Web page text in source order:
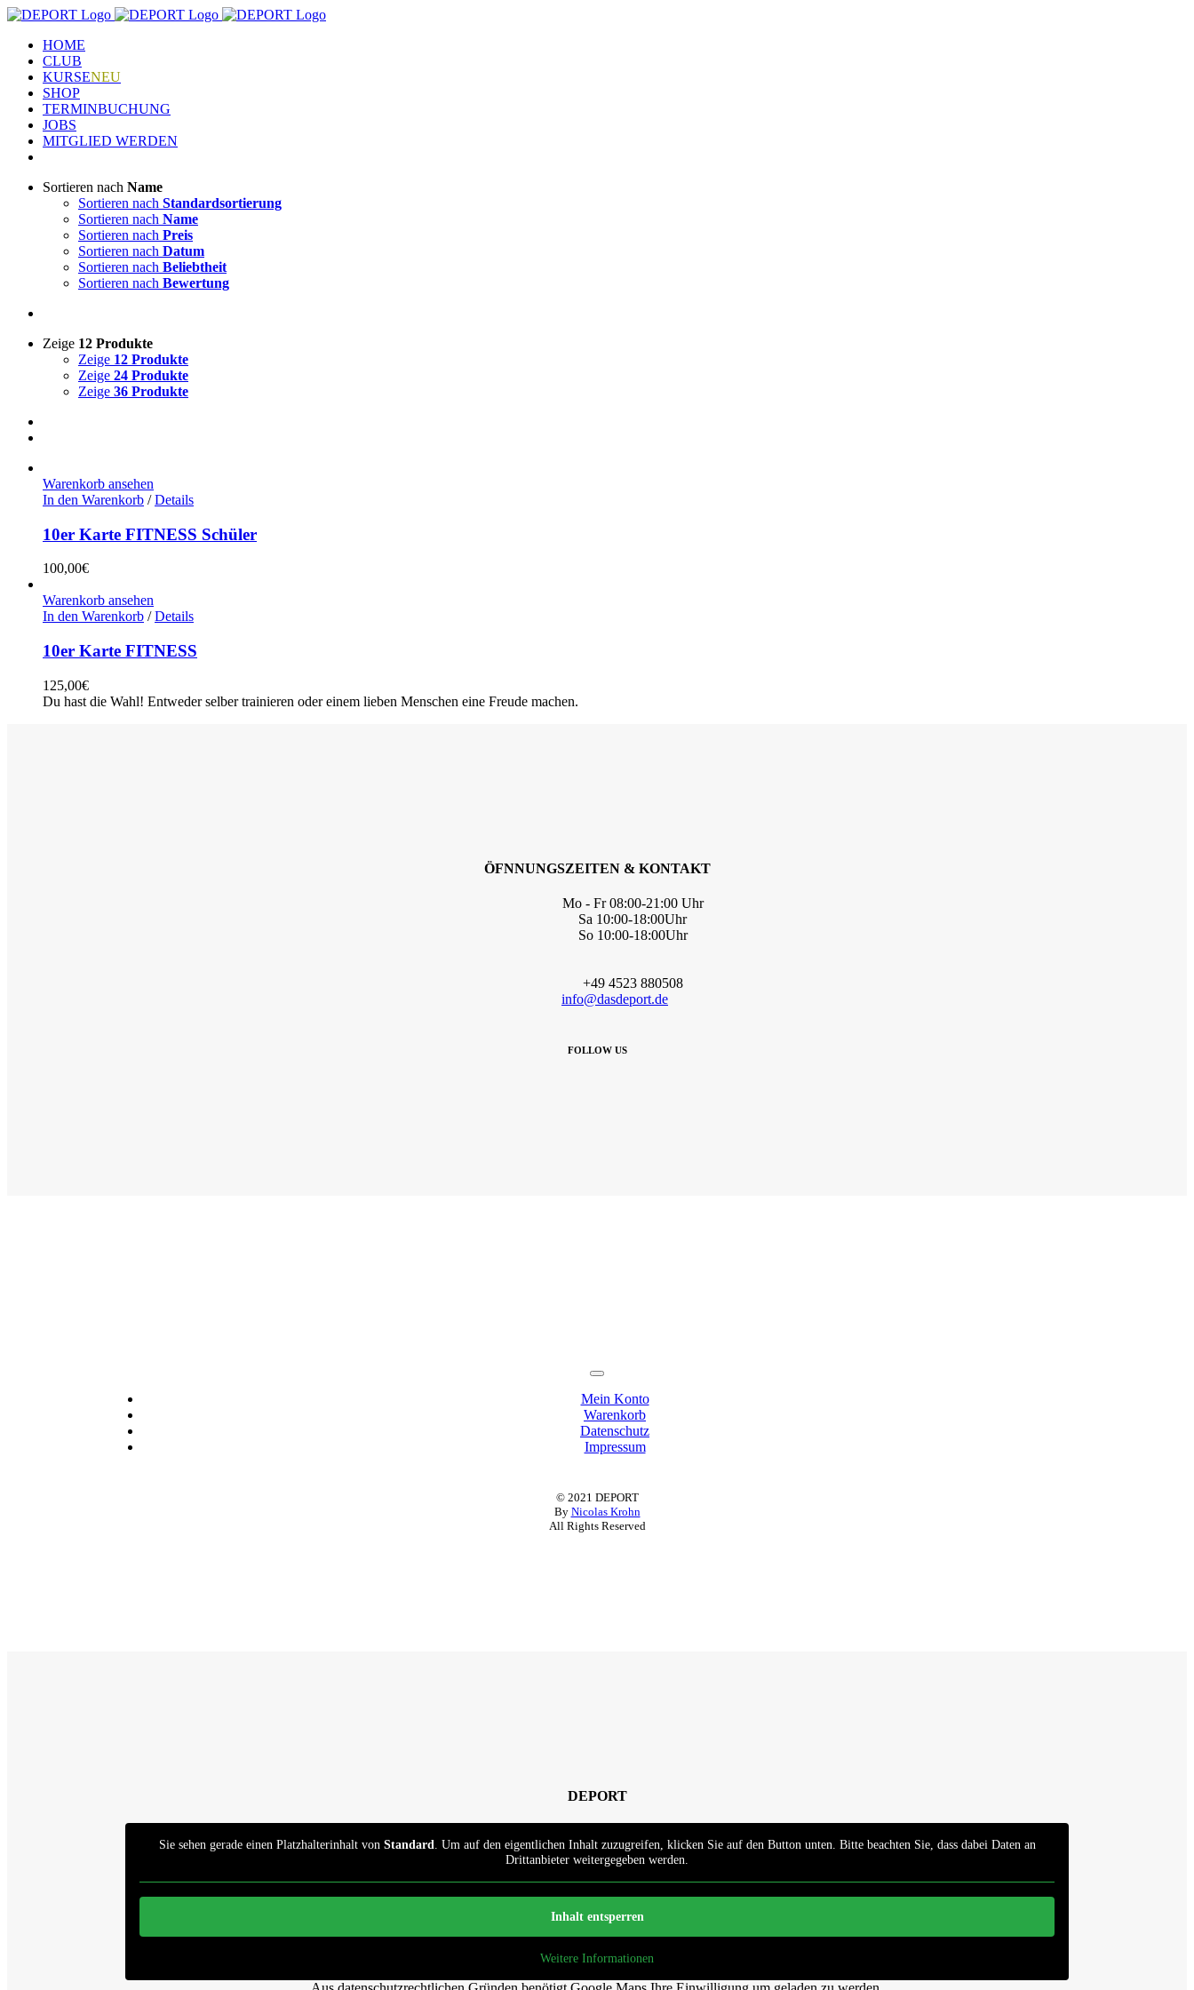
Zum
springenHOME
CLUB
KURSENEU
SHOP
TERMINBUCHUNG
JOBS
MITGLIED WERDEN
Sortieren nach Name
Sortieren nach Standardsortierung
Sortieren nach Name
Sortieren nach Preis
Sortieren nach Datum
Sortieren nach Beliebtheit
Sortieren nach Bewertung
Zeige 12 Produkte
Zeige 12 Produkte
Zeige 24 Produkte
Zeige 36 Produkte
Warenkorb ansehen
In den Warenkorb / Details
10er Karte FITNESS Schüler
100,00€
Warenkorb ansehen
In den Warenkorb / Details
10er Karte FITNESS
125,00€
Du hast die Wahl! Entweder selber trainieren oder einem lieben Menschen eine Freude machen.
ÖFNNUNGSZEITEN & KONTAKT
Mo - Fr 08:00-21:00 Uhr
Sa 10:00-18:00Uhr
So 10:00-18:00Uhr
+49 4523 880508
info@dasdeport.de
FOLLOW US
Toggle
Navigation
Mein Konto
Warenkorb
Datenschutz
Impressum
© 2021 DEPORT
By Nicolas Krohn
All Rights Reserved
DEPORT
Sie sehen gerade einen Platzhalterinhalt von Standard
. Um auf den eigentlichen Inhalt zuzugreifen, klicken Sie auf den Button unten. Bitte beachten Sie, dass dabei Daten an
Drittanbieter weitergegeben werden.
Inhalt entsperren
Weitere Informationen